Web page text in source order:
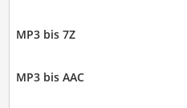
MP3 bis 7Z
MP3 bis AAC